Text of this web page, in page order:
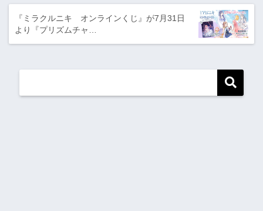
『ミラクルニキ オンラインくじ』が7月31日
より『プリズムチャ…